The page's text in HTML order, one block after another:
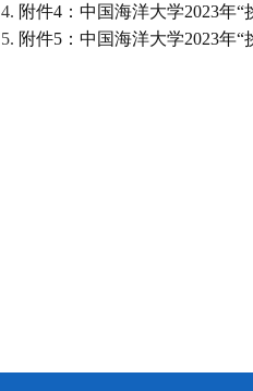
4. 附件4：中国海洋大学2023年
5. 附件5：中国海洋大学2023年